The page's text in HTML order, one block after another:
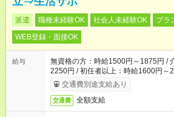
派遣 職種未経験OK 社会人未経験OK
ブラ
WEB登録・面接OK
給与
無資格の方：時給1500円～1875円 /
2250円 / 初任者以上：時給1600円～
交通費別途支給あり
交通費 全額支給